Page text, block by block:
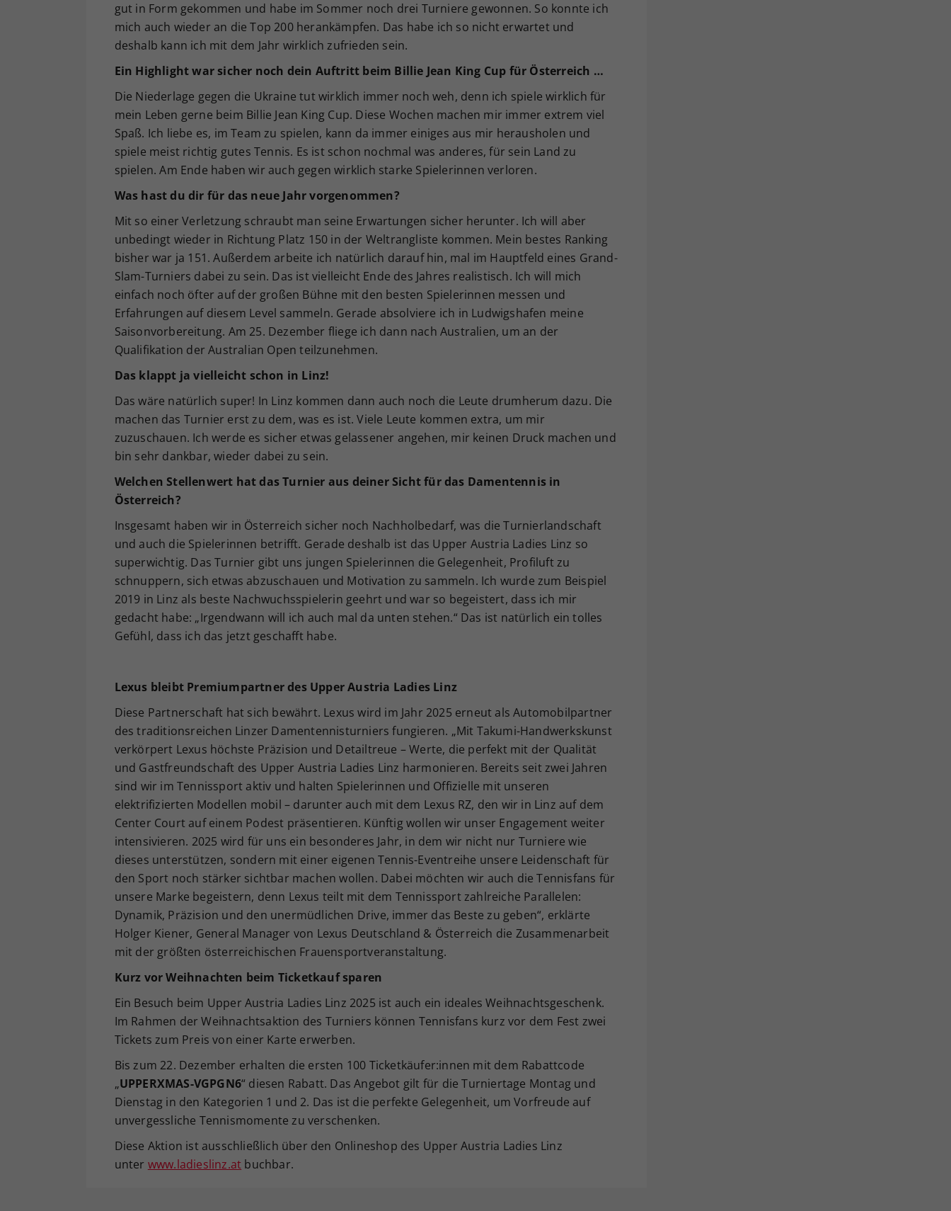
gut in Form gekommen und habe im Sommer noch drei Turniere gewonnen. So konnte ich
mich auch wieder an die Top 200 herankämpfen. Das habe ich so nicht erwartet und
deshalb kann ich mit dem Jahr wirklich zufrieden sein.
Ein Highlight war sicher noch dein Auftritt beim Billie Jean King Cup für Österreich …
Die Niederlage gegen die Ukraine tut wirklich immer noch weh, denn ich spiele wirklich für
mein Leben gerne beim Billie Jean King Cup. Diese Wochen machen mir immer extrem viel
Spaß. Ich liebe es, im Team zu spielen, kann da immer einiges aus mir herausholen und
spiele meist richtig gutes Tennis. Es ist schon nochmal was anderes, für sein Land zu
spielen. Am Ende haben wir auch gegen wirklich starke Spielerinnen verloren.
Was hast du dir für das neue Jahr vorgenommen?
Mit so einer Verletzung schraubt man seine Erwartungen sicher herunter. Ich will aber
unbedingt wieder in Richtung Platz 150 in der Weltrangliste kommen. Mein bestes Ranking
bisher war ja 151. Außerdem arbeite ich natürlich darauf hin, mal im Hauptfeld eines Grand-
Slam-Turniers dabei zu sein. Das ist vielleicht Ende des Jahres realistisch. Ich will mich
einfach noch öfter auf der großen Bühne mit den besten Spielerinnen messen und
Erfahrungen auf diesem Level sammeln. Gerade absolviere ich in Ludwigshafen meine
Saisonvorbereitung. Am 25. Dezember fliege ich dann nach Australien, um an der
Qualifikation der Australian Open teilzunehmen.
Das klappt ja vielleicht schon in Linz!
Das wäre natürlich super! In Linz kommen dann auch noch die Leute drumherum dazu. Die
machen das Turnier erst zu dem, was es ist. Viele Leute kommen extra, um mir
zuzuschauen. Ich werde es sicher etwas gelassener angehen, mir keinen Druck machen und
bin sehr dankbar, wieder dabei zu sein.
Welchen Stellenwert hat das Turnier aus deiner Sicht für das Damentennis in
Österreich?
Insgesamt haben wir in Österreich sicher noch Nachholbedarf, was die Turnierlandschaft
und auch die Spielerinnen betrifft. Gerade deshalb ist das Upper Austria Ladies Linz so
superwichtig. Das Turnier gibt uns jungen Spielerinnen die Gelegenheit, Profiluft zu
schnuppern, sich etwas abzuschauen und Motivation zu sammeln. Ich wurde zum Beispiel
2019 in Linz als beste Nachwuchsspielerin geehrt und war so begeistert, dass ich mir
gedacht habe: „Irgendwann will ich auch mal da unten stehen.“ Das ist natürlich ein tolles
Gefühl, dass ich das jetzt geschafft habe.
Lexus bleibt Premiumpartner des Upper Austria Ladies Linz
Diese Partnerschaft hat sich bewährt. Lexus wird im Jahr 2025 erneut als Automobilpartner
des traditionsreichen Linzer Damentennisturniers fungieren. „Mit Takumi-Handwerkskunst
verkörpert Lexus höchste Präzision und Detailtreue – Werte, die perfekt mit der Qualität
und Gastfreundschaft des Upper Austria Ladies Linz harmonieren. Bereits seit zwei Jahren
sind wir im Tennissport aktiv und halten Spielerinnen und Offizielle mit unseren
elektrifizierten Modellen mobil – darunter auch mit dem Lexus RZ, den wir in Linz auf dem
Center Court auf einem Podest präsentieren. Künftig wollen wir unser Engagement weiter
intensivieren. 2025 wird für uns ein besonderes Jahr, in dem wir nicht nur Turniere wie
dieses unterstützen, sondern mit einer eigenen Tennis-Eventreihe unsere Leidenschaft für
den Sport noch stärker sichtbar machen wollen. Dabei möchten wir auch die Tennisfans für
unsere Marke begeistern, denn Lexus teilt mit dem Tennissport zahlreiche Parallelen:
Dynamik, Präzision und den unermüdlichen Drive, immer das Beste zu geben“, erklärte
Holger Kiener, General Manager von Lexus Deutschland & Österreich die Zusammenarbeit
mit der größten österreichischen Frauensportveranstaltung.
Kurz vor Weihnachten beim Ticketkauf sparen
Ein Besuch beim Upper Austria Ladies Linz 2025 ist auch ein ideales Weihnachtsgeschenk.
Im Rahmen der Weihnachtsaktion des Turniers können Tennisfans kurz vor dem Fest zwei
Tickets zum Preis von einer Karte erwerben.
Bis zum 22. Dezember erhalten die ersten 100 Ticketkäufer:innen mit dem Rabattcode
„UPPERXMAS-VGPGN6“ diesen Rabatt. Das Angebot gilt für die Turniertage Montag und
Dienstag in den Kategorien 1 und 2. Das ist die perfekte Gelegenheit, um Vorfreude auf
unvergessliche Tennismomente zu verschenken.
Diese Aktion ist ausschließlich über den Onlineshop des Upper Austria Ladies Linz
unter www.ladieslinz.at buchbar.